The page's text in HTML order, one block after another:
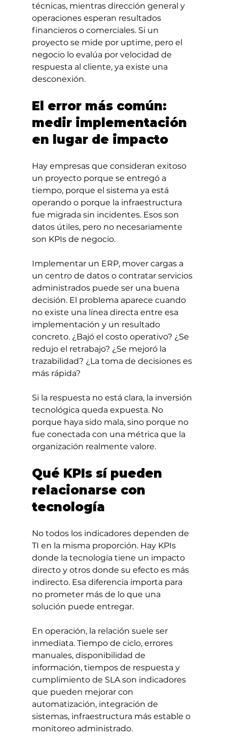
técnicas, mientras dirección general y
operaciones esperan resultados
financieros o comerciales. Si un
proyecto se mide por uptime, pero el
negocio lo evalúa por velocidad de
respuesta al cliente, ya existe una
desconexión.
El error más común:
medir implementación
en lugar de impacto
Hay empresas que consideran exitoso
un proyecto porque se entregó a
tiempo, porque el sistema ya está
operando o porque la infraestructura
fue migrada sin incidentes. Esos son
datos útiles, pero no necesariamente
son KPIs de negocio.
Implementar un ERP, mover cargas a
un centro de datos o contratar servicios
administrados puede ser una buena
decisión. El problema aparece cuando
no existe una línea directa entre esa
implementación y un resultado
concreto. ¿Bajó el costo operativo? ¿Se
redujo el retrabajo? ¿Se mejoró la
trazabilidad? ¿La toma de decisiones es
más rápida?
Si la respuesta no está clara, la inversión
tecnológica queda expuesta. No
porque haya sido mala, sino porque no
fue conectada con una métrica que la
organización realmente valore.
Qué KPIs sí pueden
relacionarse con
tecnología
No todos los indicadores dependen de
TI en la misma proporción. Hay KPIs
donde la tecnología tiene un impacto
directo y otros donde su efecto es más
indirecto. Esa diferencia importa para
no prometer más de lo que una
solución puede entregar.
En operación, la relación suele ser
inmediata. Tiempo de ciclo, errores
manuales, disponibilidad de
información, tiempos de respuesta y
cumplimiento de SLA son indicadores
que pueden mejorar con
automatización, integración de
sistemas, infraestructura más estable o
monitoreo administrado.